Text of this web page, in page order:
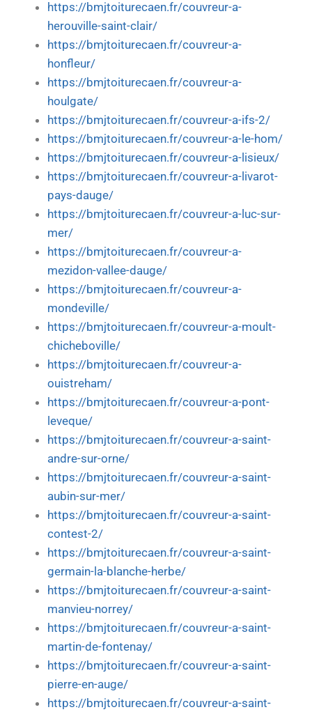
https://bmjtoiturecaen.fr/couvreur-a-
herouville-saint-clair/
https://bmjtoiturecaen.fr/couvreur-a-
honfleur/
https://bmjtoiturecaen.fr/couvreur-a-
houlgate/
https://bmjtoiturecaen.fr/couvreur-a-ifs-2/
https://bmjtoiturecaen.fr/couvreur-a-le-hom/
https://bmjtoiturecaen.fr/couvreur-a-lisieux/
https://bmjtoiturecaen.fr/couvreur-a-livarot-
pays-dauge/
https://bmjtoiturecaen.fr/couvreur-a-luc-sur-
mer/
https://bmjtoiturecaen.fr/couvreur-a-
mezidon-vallee-dauge/
https://bmjtoiturecaen.fr/couvreur-a-
mondeville/
https://bmjtoiturecaen.fr/couvreur-a-moult-
chicheboville/
https://bmjtoiturecaen.fr/couvreur-a-
ouistreham/
https://bmjtoiturecaen.fr/couvreur-a-pont-
leveque/
https://bmjtoiturecaen.fr/couvreur-a-saint-
andre-sur-orne/
https://bmjtoiturecaen.fr/couvreur-a-saint-
aubin-sur-mer/
https://bmjtoiturecaen.fr/couvreur-a-saint-
contest-2/
https://bmjtoiturecaen.fr/couvreur-a-saint-
germain-la-blanche-herbe/
https://bmjtoiturecaen.fr/couvreur-a-saint-
manvieu-norrey/
https://bmjtoiturecaen.fr/couvreur-a-saint-
martin-de-fontenay/
https://bmjtoiturecaen.fr/couvreur-a-saint-
pierre-en-auge/
https://bmjtoiturecaen.fr/couvreur-a-saint-